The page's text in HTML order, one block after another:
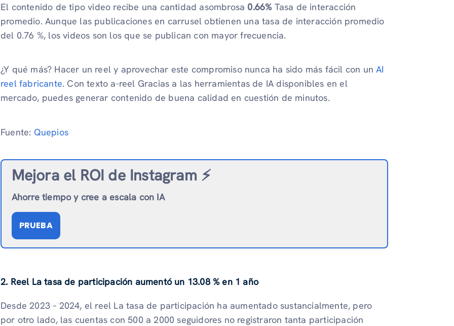
El contenido de tipo video recibe una cantidad asombrosa 0.66%Tasa de interacción
promedio. Aunque las publicaciones en carrusel obtienen una tasa de interacción promedio
del 0.76 %, los videos son los que se publican con mayor frecuencia.
¿Y qué más? Hacer un reel y aprovechar este compromiso nunca ha sido más fácil con unAI
reel fabricante. Con texto a-reel Gracias a las herramientas de IA disponibles en el
mercado, puedes generar contenido de buena calidad en cuestión de minutos.
Fuente: Quepios
Mejora el ROI de Instagram ⚡️
Ahorre tiempo y cree a escala con IA
PRUEBA
2. Reel La tasa de participación aumentó un 13.08 % en 1 año
Desde 2023 – 2024, el reel La tasa de participación ha aumentado sustancialmente, pero
por otro lado, las cuentas con 500 a 2000 seguidores no registraron tanta participación